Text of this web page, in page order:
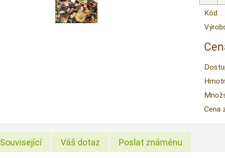
Kód:
Cena
Související Váš dotaz Poslat známénu